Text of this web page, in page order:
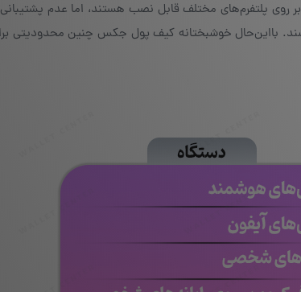
پلتفرم‌های مختلف قابل نصب هستند، اما عدم پشتیبانی
بااین‌حال خوشبختانه کیف پول جکس چنین محدودیتی